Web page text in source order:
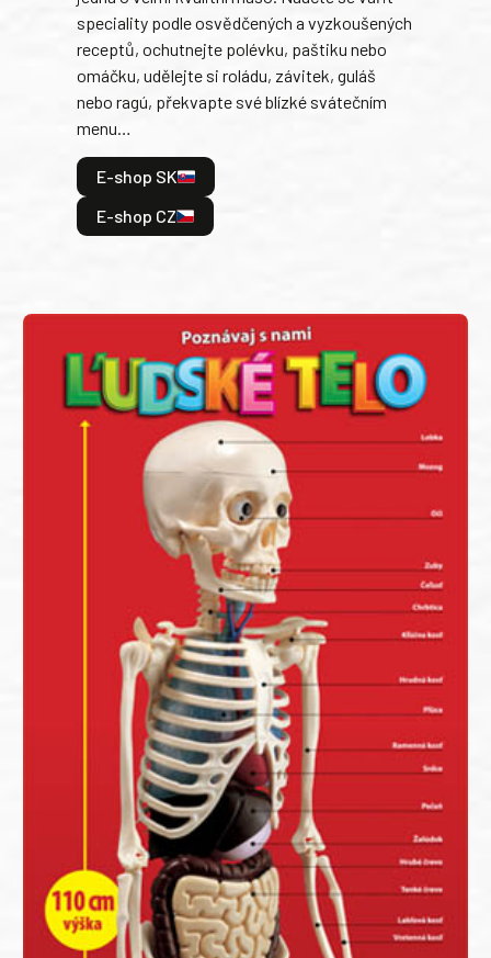
speciality podle osvědčených a vyzkoušených
receptů, ochutnejte polévku, paštiku nebo
omáčku, udělejte si roládu, závitek, guláš
nebo ragú, překvapte své blízké svátečním
menu…
E-shop SK
E-shop CZ